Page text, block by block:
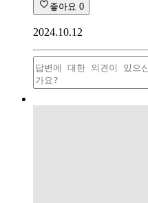
좋아요 0
2024.10.12